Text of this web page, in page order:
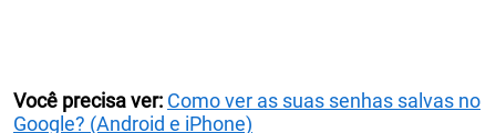
Você precisa ver: Como ver as suas senhas salvas no
Google? (Android e iPhone)